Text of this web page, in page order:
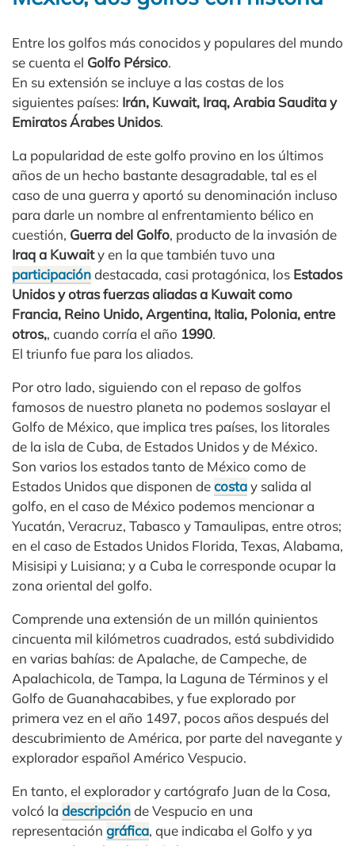
Entre los golfos más conocidos y populares del mundo
se cuenta el Golfo Pérsico.
En su extensión se incluye a las costas de los
siguientes países: Irán, Kuwait, Iraq, Arabia Saudita y
Emiratos Árabes Unidos.
La popularidad de este golfo provino en los últimos
años de un hecho bastante desagradable, tal es el
caso de una guerra y aportó su denominación incluso
para darle un nombre al enfrentamiento bélico en
cuestión, Guerra del Golfo, producto de la invasión de
Iraq a Kuwaity en la que también tuvo una
participacióndestacada, casi protagónica, los Estados
Unidos y otras fuerzas aliadas a Kuwait como
Francia, Reino Unido, Argentina, Italia, Polonia, entre
otros,, cuando corría el año 1990.
El triunfo fue para los aliados.
Por otro lado, siguiendo con el repaso de golfos
famosos de nuestro planeta no podemos soslayar el
Golfo de México, que implica tres países, los litorales
de la isla de Cuba, de Estados Unidos y de México.
Son varios los estados tanto de México como de
Estados Unidos que disponen decostay salida al
golfo, en el caso de México podemos mencionar a
Yucatán, Veracruz, Tabasco y Tamaulipas, entre otros;
en el caso de Estados Unidos Florida, Texas, Alabama,
Misisipi y Luisiana; y a Cuba le corresponde ocupar la
zona oriental del golfo.
Comprende una extensión de un millón quinientos
cincuenta mil kilómetros cuadrados, está subdividido
en varias bahías: de Apalache, de Campeche, de
Apalachicola, de Tampa, la Laguna de Términos y el
Golfo de Guanahacabibes, y fue explorado por
primera vez en el año 1497, pocos años después del
descubrimiento de América, por parte del navegante y
explorador español Américo Vespucio.
En tanto, el explorador y cartógrafo Juan de la Cosa,
volcó la descripciónde Vespucio en una
representación gráfica, que indicaba el Golfo y ya